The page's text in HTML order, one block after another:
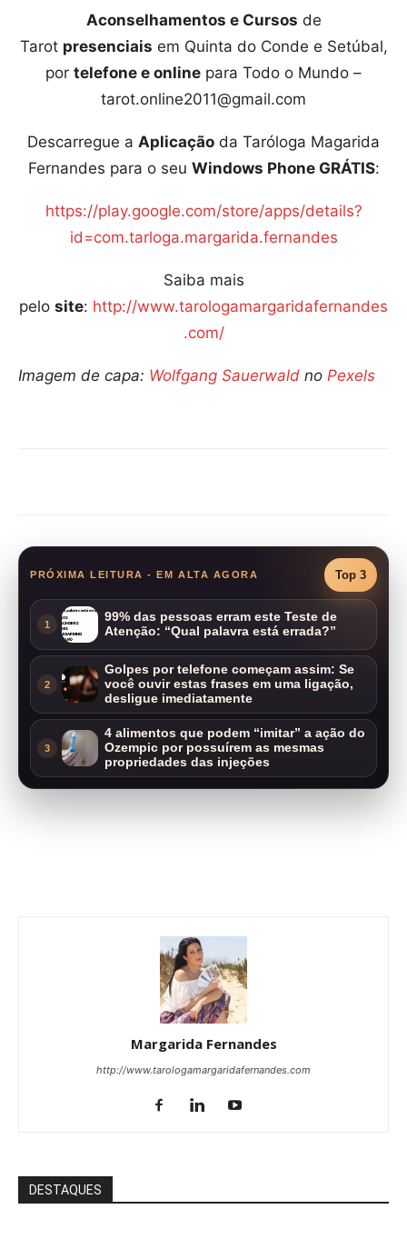
Aconselhamentos e Cursos de
Tarot presenciais em Quinta do Conde e Setúbal,
por telefone e online para Todo o Mundo –
tarot.online2011@gmail.com
Descarregue a Aplicação da Taróloga Magarida
Fernandes para o seu Windows Phone GRÁTIS:
https://play.google.com/store/apps/details?
id=com.tarloga.margarida.fernandes
Saiba mais
pelo site: http://www.tarologamargaridafernandes
.com/
Imagem de capa: Wolfgang Sauerwald no Pexels
PRÓXIMA LEITURA - EM ALTA AGORA Top 3
1
99% das pessoas erram este Teste de
Atenção: “Qual palavra está errada?”
2
Golpes por telefone começam assim: Se
você ouvir estas frases em uma ligação,
desligue imediatamente
3
4 alimentos que podem “imitar” a ação do
Ozempic por possuírem as mesmas
propriedades das injeções
Margarida Fernandes
http://www.tarologamargaridafernandes.com
DESTAQUES